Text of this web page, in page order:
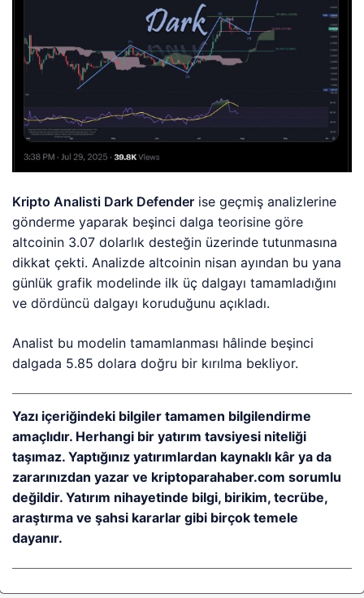
Kripto Analisti Dark Defender ise geçmiş analizlerine
gönderme yaparak beşinci dalga teorisine göre
altcoinin 3.07 dolarlık desteğin üzerinde tutunmasına
dikkat çekti. Analizde altcoinin nisan ayından bu yana
günlük grafik modelinde ilk üç dalgayı tamamladığını
ve dördüncü dalgayı koruduğunu açıkladı.
Analist bu modelin tamamlanması hâlinde beşinci
dalgada 5.85 dolara doğru bir kırılma bekliyor.
Yazı içeriğindeki bilgiler tamamen bilgilendirme
amaçlıdır. Herhangi bir yatırım tavsiyesi niteliği
taşımaz. Yaptığınız yatırımlardan kaynaklı kâr ya da
zararınızdan yazar ve kriptoparahaber.com sorumlu
değildir. Yatırım nihayetinde bilgi, birikim, tecrübe,
araştırma ve şahsi kararlar gibi birçok temele
dayanır.